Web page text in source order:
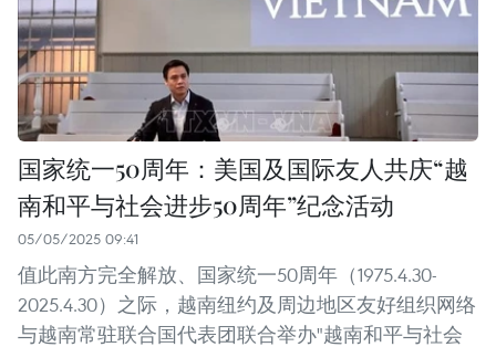
国家统一50周年：美国及国际友人共庆“越
南和平与社会进步50周年”纪念活动
05/05/2025 09:41
值此南方完全解放、国家统一50周年（1975.4.30-
2025.4.30）之际，越南纽约及周边地区友好组织网络
与越南常驻联合国代表团联合举办"越南和平与社会